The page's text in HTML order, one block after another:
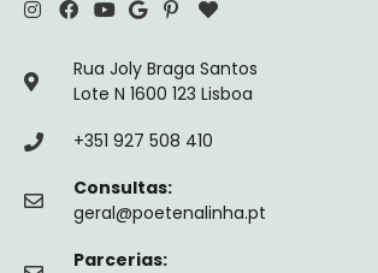
Rua Joly Braga Santos
Lote N 1600 123 Lisboa
+351 927 508 410
Consultas:
geral@poetenalinha.pt
Parcerias: